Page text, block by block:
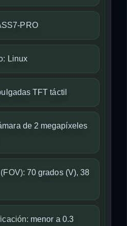
PRO
Linux
TFT táctil
de 2 megapíxeles
70 grados (V), 38
menor a 0.3